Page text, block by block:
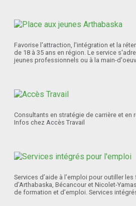
Favorise l'attraction, l'intégration et la
de 18 à 35 ans en région. Le service
jeunes professionnels ou à la main-
Consultants en stratégie de carrière et en
Infos chez Accès Travail
Services d’aide à l’emploi pour outiller
d’Arthabaska, Bécancour et Nicolet-
de formation et d’emploi. Services